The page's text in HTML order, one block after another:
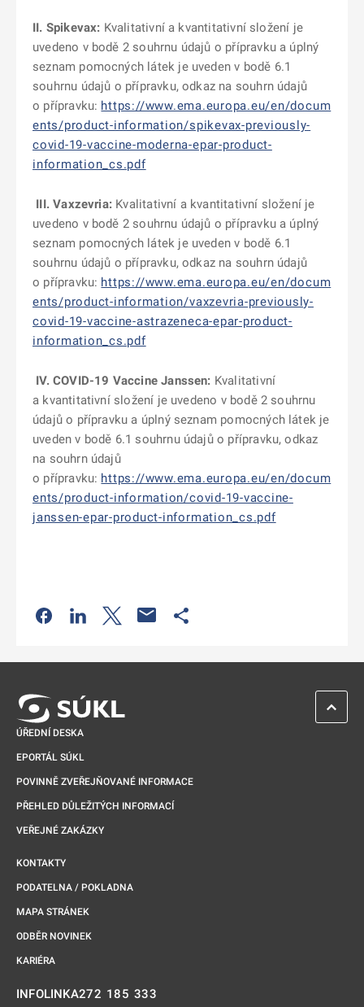
II. Spikevax: Kvalitativní a kvantitativní složení je
uvedeno v bodě 2 souhrnu údajů o přípravku a úplný
seznam pomocných látek je uveden v bodě 6.1
souhrnu údajů o přípravku, odkaz na souhrn údajů
o přípravku: https://www.ema.europa.eu/en/docum
ents/product-information/spikevax-previously-
covid-19-vaccine-moderna-epar-product-
information_cs.pdf
III. Vaxzevria: Kvalitativní a kvantitativní složení je
uvedeno v bodě 2 souhrnu údajů o přípravku a úplný
seznam pomocných látek je uveden v bodě 6.1
souhrnu údajů o přípravku, odkaz na souhrn údajů
o přípravku: https://www.ema.europa.eu/en/docum
ents/product-information/vaxzevria-previously-
covid-19-vaccine-astrazeneca-epar-product-
information_cs.pdf
IV. COVID-19 Vaccine Janssen: Kvalitativní
a kvantitativní složení je uvedeno v bodě 2 souhrnu
údajů o přípravku a úplný seznam pomocných látek je
uveden v bodě 6.1 souhrnu údajů o přípravku, odkaz
na souhrn údajů
o přípravku: https://www.ema.europa.eu/en/docum
ents/product-information/covid-19-vaccine-
janssen-epar-product-information_cs.pdf
Odkaz se otevře na nové kartě
Odkaz se otevře na nové kartě
Odkaz se otevře na nové kartě
ÚŘEDNÍ DESKA
EPORTÁL SÚKL
POVINNĚ ZVEŘEJŇOVANÉ INFORMACE
PŘEHLED DŮLEŽITÝCH INFORMACÍ
VEŘEJNÉ ZAKÁZKY
KONTAKTY
PODATELNA / POKLADNA
MAPA STRÁNEK
ODBĚR NOVINEK
KARIÉRA
INFOLINKA272 185 333
ZPĚT